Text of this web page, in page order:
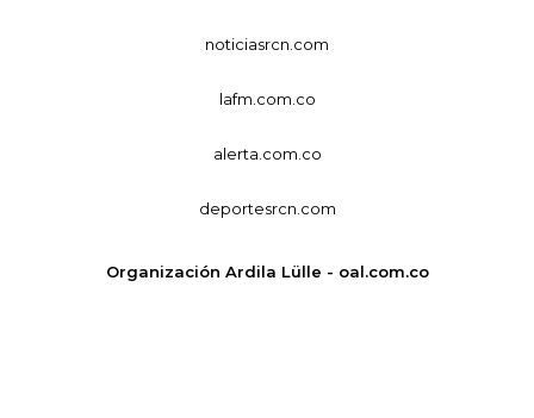
noticiasrcn.com
lafm.com.co
alerta.com.co
deportesrcn.com
Organización Ardila Lülle - oal.com.co